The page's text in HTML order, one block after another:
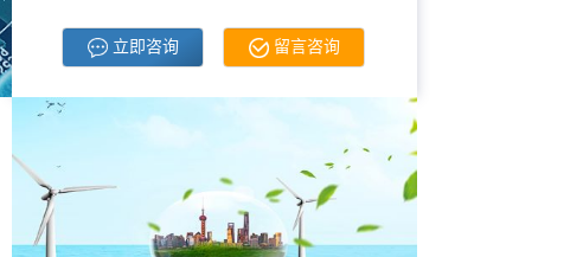
立即咨询 留言咨询